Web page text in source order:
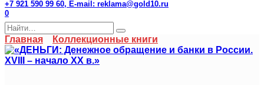
+7 921 590 99 60, E-mail: reklama@gold10.ru
0
Search
for:
Главная Коллекционные книги